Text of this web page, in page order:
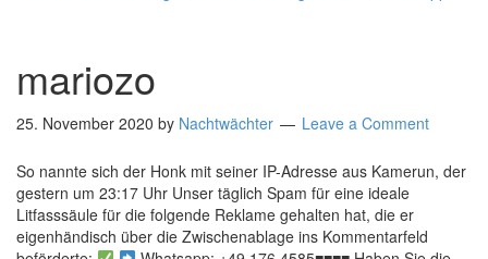
mariozo
25. November 2020 by Nachtwächter Leave a Comment
So nannte sich der Honk mit seiner IP-Adresse aus Kamerun, der
gestern um 23:17 Uhr Unser täglich Spam für eine ideale
Litfasssäule für die folgende Reklame gehalten hat, die er
eigenhändisch über die Zwischenablage ins Kommentarfeld